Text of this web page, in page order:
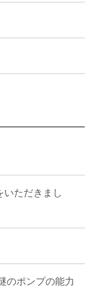
いただきまし
のポンプの能力